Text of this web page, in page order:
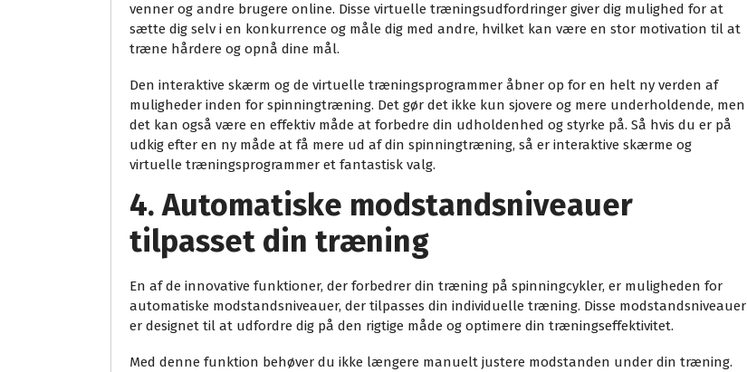
venner og andre brugere online. Disse virtuelle træningsudfordringer giver dig mulighed for at
sætte dig selv i en konkurrence og måle dig med andre, hvilket kan være en stor motivation til at
træne hårdere og opnå dine mål.
Den interaktive skærm og de virtuelle træningsprogrammer åbner op for en helt ny verden af
muligheder inden for spinningtræning. Det gør det ikke kun sjovere og mere underholdende, men
det kan også være en effektiv måde at forbedre din udholdenhed og styrke på. Så hvis du er på
udkig efter en ny måde at få mere ud af din spinningtræning, så er interaktive skærme og
virtuelle træningsprogrammer et fantastisk valg.
4. Automatiske modstandsniveauer
tilpasset din træning
En af de innovative funktioner, der forbedrer din træning på spinningcykler, er muligheden for
automatiske modstandsniveauer, der tilpasses din individuelle træning. Disse modstandsniveauer
er designet til at udfordre dig på den rigtige måde og optimere din træningseffektivitet.
Med denne funktion behøver du ikke længere manuelt justere modstanden under din træning.